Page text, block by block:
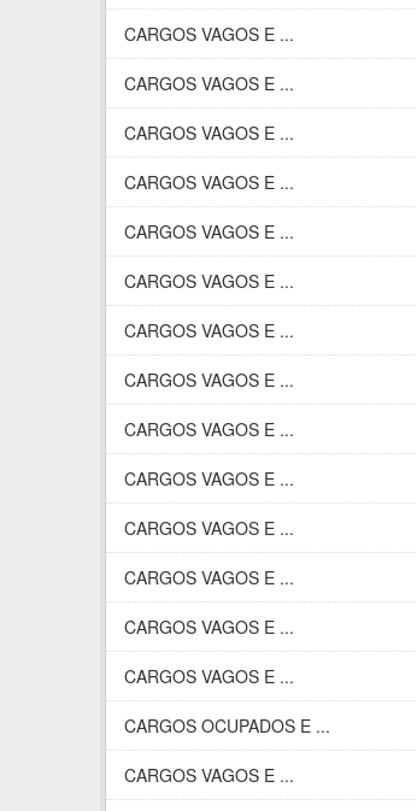
CARGOS VAGOS E ...
CARGOS VAGOS E ...
CARGOS VAGOS E ...
CARGOS VAGOS E ...
CARGOS VAGOS E ...
CARGOS VAGOS E ...
CARGOS VAGOS E ...
CARGOS VAGOS E ...
CARGOS VAGOS E ...
CARGOS VAGOS E ...
CARGOS VAGOS E ...
CARGOS VAGOS E ...
CARGOS VAGOS E ...
CARGOS VAGOS E ...
CARGOS OCUPADOS E ...
CARGOS VAGOS E ...